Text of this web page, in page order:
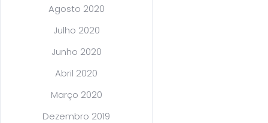
Agosto 2020
Julho 2020
Junho 2020
Abril 2020
Março 2020
Dezembro 2019